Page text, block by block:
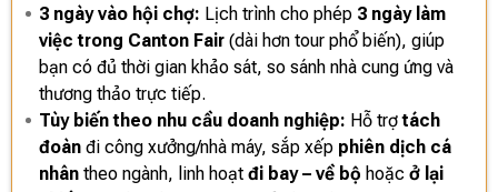
3 ngày vào hội chợ: Lịch trình cho phép 3 ngày làm
việc trong Canton Fair (dài hơn tour phổ biến), giúp
bạn có đủ thời gian khảo sát, so sánh nhà cung ứng và
thương thảo trực tiếp.
Tùy biến theo nhu cầu doanh nghiệp: Hỗ trợtách
đoàn đi công xưởng/nhà máy, sắp xếp phiên dịch cá
nhân theo ngành, linh hoạt đi bay – về bộ hoặc ở lại